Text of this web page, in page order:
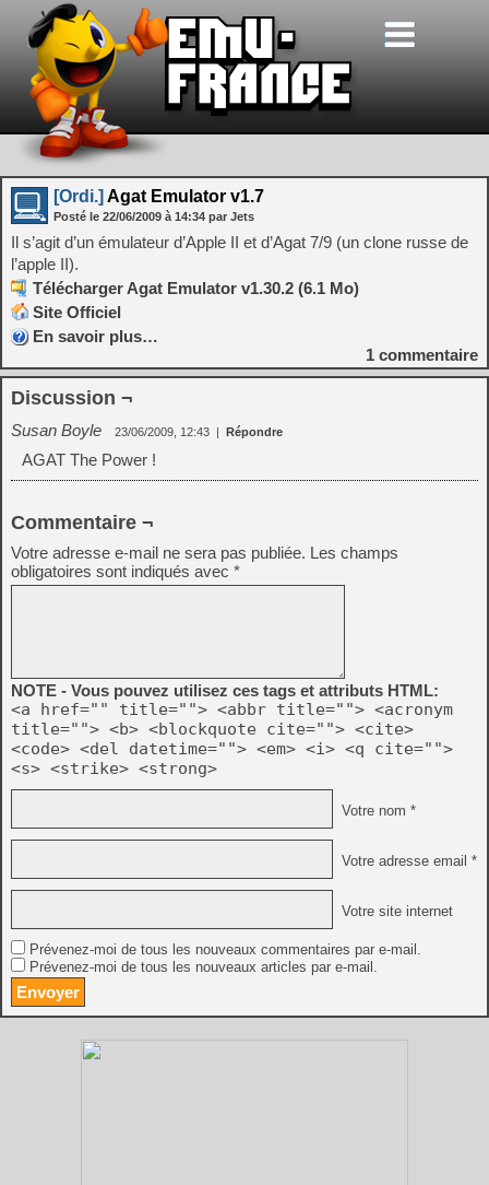
[Ordi.] Agat Emulator v1.7
Posté le 22/06/2009 à 14:34 par Jets
Il s’agit d’un émulateur d’Apple II et d’Agat 7/9 (un clone russe de
l’apple II).
Télécharger Agat Emulator v1.30.2 (6.1 Mo)
Site Officiel
En savoir plus…
1 commentaire
Discussion ¬
Susan Boyle 23/06/2009, 12:43 | Répondre
AGAT The Power !
Commentaire ¬
Votre adresse e-mail ne sera pas publiée. Les champs
obligatoires sont indiqués avec *
NOTE - Vous pouvez utilisez ces tags et attributs HTML:
<a href="" title=""> <abbr title=""> <acronym
title=""> <b> <blockquote cite=""> <cite>
<code> <del datetime=""> <em> <i> <q cite="">
<s> <strike> <strong>
Votre nom *
Votre adresse email *
Votre site internet
Prévenez-moi de tous les nouveaux commentaires par e-mail.
Prévenez-moi de tous les nouveaux articles par e-mail.